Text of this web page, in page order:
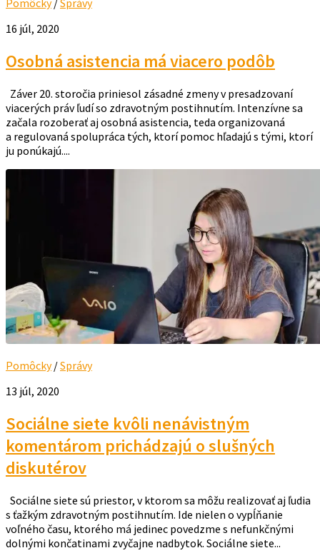
16 júl, 2020
Osobná asistencia má viacero podôb
Záver 20. storočia priniesol zásadné zmeny v presadzovaní
viacerých práv ľudí so zdravotným postihnutím. Intenzívne sa
začala rozoberať aj osobná asistencia, teda organizovaná
a regulovaná spolupráca tých, ktorí pomoc hľadajú s tými, ktorí
ju ponúkajú....
Pomôcky/Správy
13 júl, 2020
Sociálne siete kvôli nenávistným
komentárom prichádzajú o slušných
diskutérov
Sociálne siete sú priestor, v ktorom sa môžu realizovať aj ľudia
s ťažkým zdravotným postihnutím. Ide nielen o vypĺňanie
voľného času, ktorého má jedinec povedzme s nefunkčnými
dolnými končatinami zvyčajne nadbytok. Sociálne siete...